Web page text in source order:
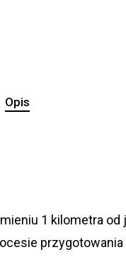
Opis
1 kilometra